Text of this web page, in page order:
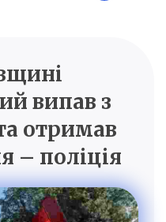
випав з
отримав
– поліція